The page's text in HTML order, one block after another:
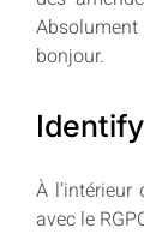
bonjour.
À l’intérieur
avec le